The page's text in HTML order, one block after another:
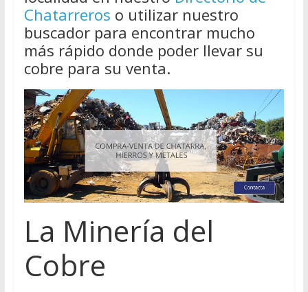
Chatarreros o utilizar nuestro
buscador para encontrar mucho
más rápido donde poder llevar su
cobre para su venta.
La Minería del
Cobre